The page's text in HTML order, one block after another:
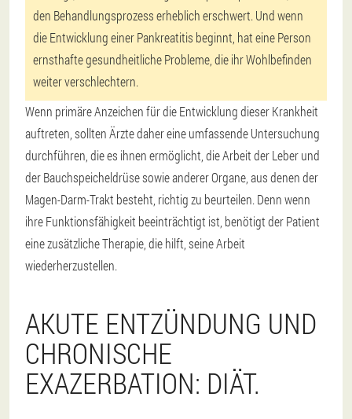
den Behandlungsprozess erheblich erschwert. Und wenn
die Entwicklung einer Pankreatitis beginnt, hat eine Person
ernsthafte gesundheitliche Probleme, die ihr Wohlbefinden
weiter verschlechtern.
Wenn primäre Anzeichen für die Entwicklung dieser Krankheit
auftreten, sollten Ärzte daher eine umfassende Untersuchung
durchführen, die es ihnen ermöglicht, die Arbeit der Leber und
der Bauchspeicheldrüse sowie anderer Organe, aus denen der
Magen-Darm-Trakt besteht, richtig zu beurteilen. Denn wenn
ihre Funktionsfähigkeit beeinträchtigt ist, benötigt der Patient
eine zusätzliche Therapie, die hilft, seine Arbeit
wiederherzustellen.
AKUTE ENTZÜNDUNG UND
CHRONISCHE
EXAZERBATION: DIÄT.